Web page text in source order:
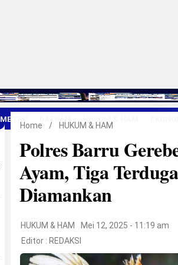
METRO
Home / HUKUM & HAM
Polres Barru
Ayam, Tiga
Diamankan
HUKUM & HAM
Mei 12, 2025 - 11:19 am
Editor : REDAKSI